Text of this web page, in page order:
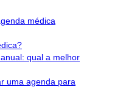
médica
qual a melhor
uma agenda para